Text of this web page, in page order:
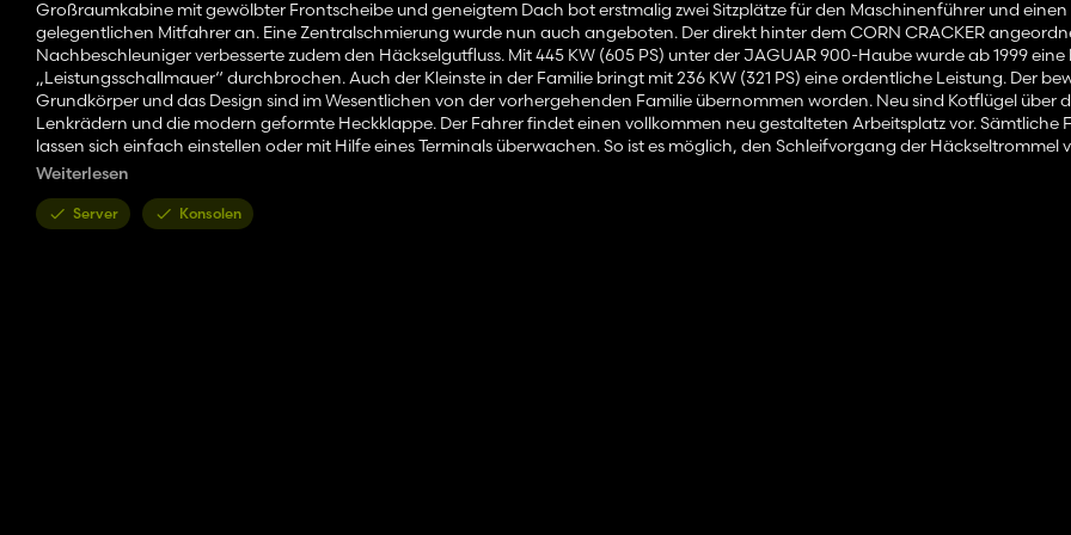
Großraumkabine mit gewölbter Frontscheibe und geneigtem Dach bot erstmalig zwei Sitzplätze für den Maschinenführer und einen
gelegentlichen Mitfahrer an. Eine Zentralschmierung wurde nun auch angeboten. Der direkt hinter dem CORN CRACKER
Nachbeschleuniger verbesserte zudem den Häckselgutfluss. Mit 445 KW (605 PS) unter der JAGUAR 900-Haube wurde ab 1999
„Leistungsschallmauer“ durchbrochen. Auch der Kleinste in der Familie bringt mit 236 KW (321 PS) eine ordentliche Leistung. Der
Grundkörper und das Design sind im Wesentlichen von der vorhergehenden Familie übernommen worden. Neu sind Kotflügel über
Lenkrädern und die modern geformte Heckklappe. Der Fahrer findet einen vollkommen neu gestalteten Arbeitsplatz vor. Sämtliche
lassen sich einfach einstellen oder mit Hilfe eines Terminals überwachen. So ist es möglich, den Schleifvorgang der Häckseltrommel
Fahrerplatz aus zu regeln und auch die Gegenschneide optimal anzustellen. Damit der JAGUAR mit den Schlepper-
km/h).
Weiterlesen
Server Konsolen